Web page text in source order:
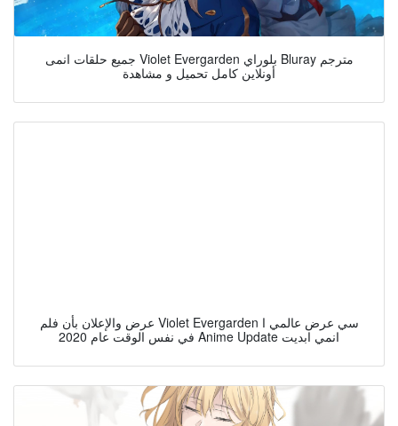
جميع حلقات انمى Violet Evergarden بلوراي Bluray مترجم
أونلاين كامل تحميل و مشاهدة
عرض والإعلان بأن فلم Violet Evergarden سي عرض عالمي ا
في نفس الوقت عام 2020 Anime Update انمي ابديت